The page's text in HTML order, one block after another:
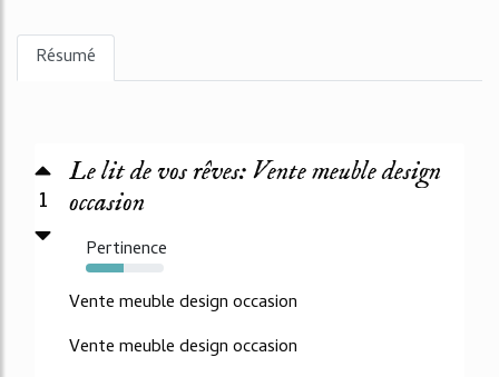
Résumé
1
Le lit de vos rêves: Vente meuble design
occasion
Pertinence
49%
Vente meuble design occasion
Vente meuble design occasion